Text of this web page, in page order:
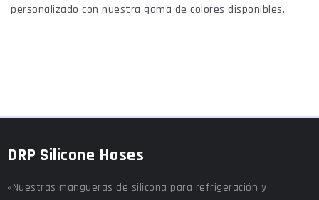
personalizado con nuestra gama de colores disponibles.
DRP Silicone Hoses
«Nuestras mangueras de silicona para refrigeración y